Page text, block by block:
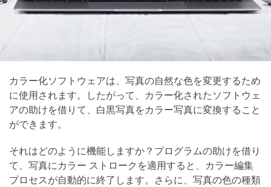
カラー化ソフトウェアは、写真の自然な色を変更するため
に使用されます。したがって、カラー化されたソフトウェ
アの助けを借りて、白黒写真をカラー写真に変換すること
ができます。
それはどのように機能しますか？プログラムの助けを借り
て、写真にカラー ストロークを適用すると、カラー編集
プロセスが自動的に終了します。さらに、写真の色の種類